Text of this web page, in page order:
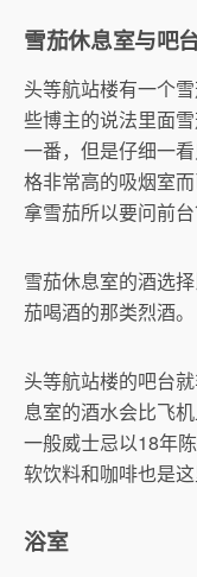
雪茄休息室与吧
头等航站楼有一个
些博主的说法里面
一番，但是仔细一
格非常高的吸烟室
拿雪茄所以要问前
雪茄休息室的酒选
茄喝酒的那类烈酒。
头等航站楼的吧台
息室的酒水会比飞
一般威士忌以18年
软饮料和咖啡也是这
浴室